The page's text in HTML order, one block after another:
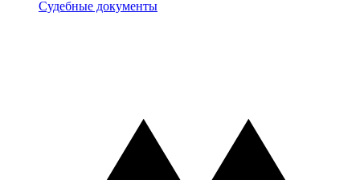
Документы
Судебные документы